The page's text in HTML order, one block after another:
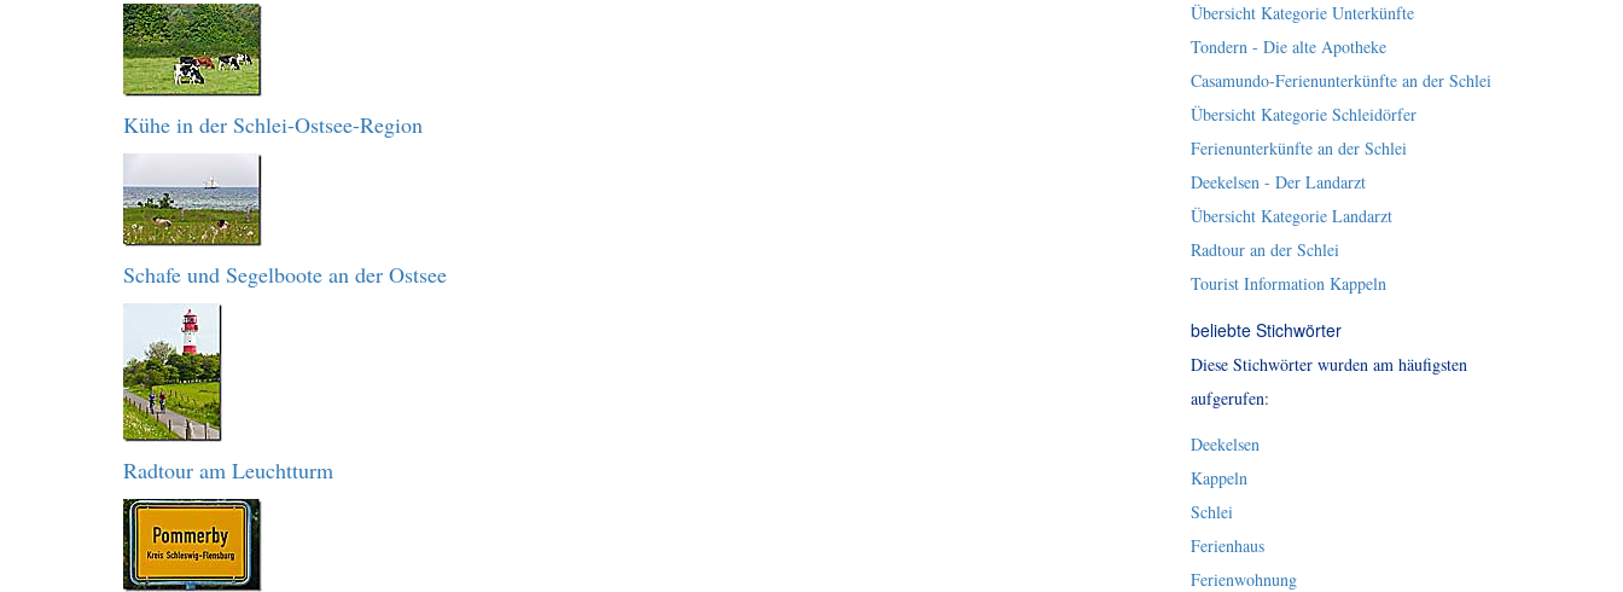
Kühe in der Schlei-Ostsee-Region
Schafe und Segelboote an der Ostsee
Radtour am Leuchtturm
Übersicht Kategorie Unterkünfte
Tondern - Die alte Apotheke
Casamundo-Ferienunterkünfte an der Schlei
Übersicht Kategorie Schleidörfer
Ferienunterkünfte an der Schlei
Deekelsen - Der Landarzt
Übersicht Kategorie Landarzt
Radtour an der Schlei
Tourist Information Kappeln
beliebte Stichwörter
Diese Stichwörter wurden am häufigsten
aufgerufen:
Deekelsen
Kappeln
Schlei
Ferienhaus
Ferienwohnung